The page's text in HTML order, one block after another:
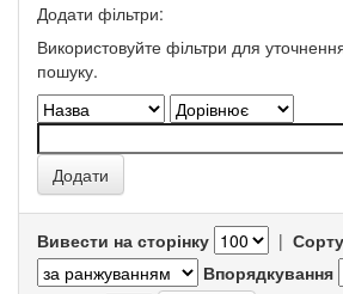
Додати фільтри:
Використовуйте фільтри для
пошуку.
Вивести на сторінку |
Впорядкування